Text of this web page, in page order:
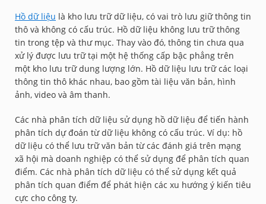
Hồ dữ liệu là kho lưu trữ dữ liệu, có vai trò lưu giữ thông tin
thô và không có cấu trúc. Hồ dữ liệu không lưu trữ thông
tin trong tệp và thư mục. Thay vào đó, thông tin chưa qua
xử lý được lưu trữ tại một hệ thống cấp bậc phẳng trên
một kho lưu trữ dung lượng lớn. Hồ dữ liệu lưu trữ các loại
thông tin thô khác nhau, bao gồm tài liệu văn bản, hình
ảnh, video và âm thanh.
Các nhà phân tích dữ liệu sử dụng hồ dữ liệu để tiến hành
phân tích dự đoán từ dữ liệu không có cấu trúc. Ví dụ: hồ
dữ liệu có thể lưu trữ văn bản từ các đánh giá trên mạng
xã hội mà doanh nghiệp có thể sử dụng để phân tích quan
điểm. Các nhà phân tích dữ liệu có thể sử dụng kết quả
phân tích quan điểm để phát hiện các xu hướng ý kiến tiêu
cực cho công ty.